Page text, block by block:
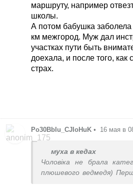
маршруту, например
школы.
А потом бабушка
км межгород. Муж дал
участках пути быть
доехала, и после того,
страх.
Ро30BbIu_CJIoHuK • 16 мая в
муха в кедах
Чоловіка не брала
плюшевого ведмедя)